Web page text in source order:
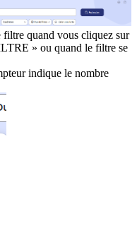
filtre quand vous cliquez sur
» ou quand le filtre se
indique le nombre